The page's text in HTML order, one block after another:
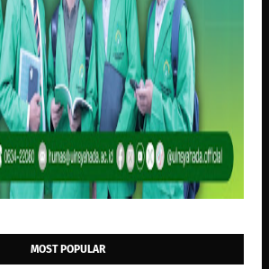
MOST POPULAR